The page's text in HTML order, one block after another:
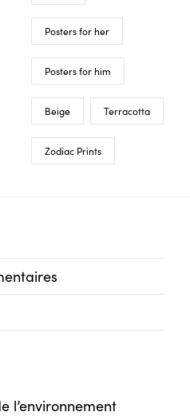
Posters for her
Posters for him
Beige Terracotta
Zodiac Prints
l’environnement